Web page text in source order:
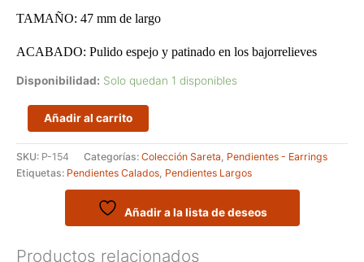
TAMAÑO: 47 mm de largo
ACABADO: Pulido espejo y patinado en los bajorrelieves
Disponibilidad: Solo quedan 1 disponibles
Pendientes
muy
largos
pensados
para
SARETA
Añadir al carrito
SKU: P-154 Categorías: Colección Sareta, Pendientes - Earrings
Etiquetas: Pendientes Calados, Pendientes Largos
Añadir a la lista de deseos
Productos relacionados